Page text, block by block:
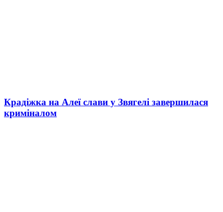
Крадіжка на Алеї слави у Звягелі завершилася
криміналом